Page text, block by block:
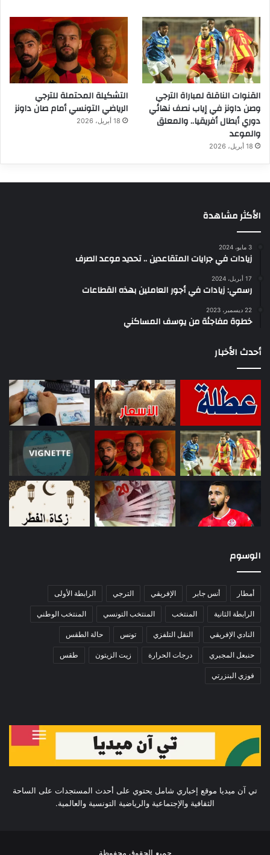
القنوات الناقلة لمباراة الترجي
وصن داونز في إياب نصف نهائي
دوري أبطال أفريقيا.. والمعلق
والموعد
18 أبريل، 2026
التشكيلة المحتملة للترجي
الرياضي التونسي أمام صان داونز
18 أبريل، 2026
الأكثر مشاهدة
3 مايو، 2024
زيادات في جرايات المتقاعدين .. تحديد موعد الصرف
17 أبريل، 2024
رسمي: زيادات في أجور العاملين بهذه القطاعات
22 ديسمبر، 2023
خطوة مفاجئة من يوسف المساكني
أحدث الأخبار
الوسوم
أمطار أنس جابر الإفريقي الترجي الرابطة الأولى
الرابطة الثانية المنتخب المنتخب التونسي المنتخب الوطني
النادي الإفريقي النقل التلفزي تونس حالة الطقس
حنبعل المجبري درجات الحرارة زيت الزيتون طقس
فوزي البنزرتي
تي آن ميديا موقع إخباري شامل يحتوي على أحدث المستجدات على الساحة
الثقافية والإجتماعية والرياضية التونسية والعالمية.
جميع الحقوق محفوظة